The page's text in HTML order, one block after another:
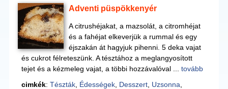
Adventi püspökkenyér
A citrushéjakat, a mazsolát, a citromhéjat
és a fahéjat elkeverjük a rummal és egy
éjszakán át hagyjuk pihenni. 5 deka vajat
és cukrot félreteszünk. A tésztához a meglangyosított
tejet és a kézmeleg vajat, a többi hozzávalóval ... tovább
cimkék: Tészták, Édességek, Desszert, Uzsonna